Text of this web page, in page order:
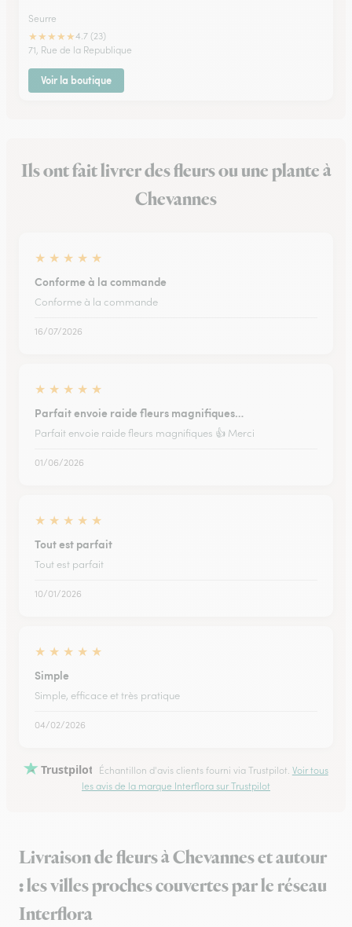
Seurre
★★★★★4.7 (23)
71, Rue de la Republique
Voir la boutique
Ils ont fait livrer des fleurs ou une plante à
Chevannes
★ ★ ★ ★ ★
Conforme à la commande
Conforme à la commande
16/07/2026
★ ★ ★ ★ ★
Parfait envoie raide fleurs magnifiques…
Parfait envoie raide fleurs magnifiques 👍 Merci
01/06/2026
★ ★ ★ ★ ★
Tout est parfait
Tout est parfait
10/01/2026
★ ★ ★ ★ ★
Simple
Simple, efficace et très pratique
04/02/2026
Trustpilot Échantillon d'avis clients fourni via Trustpilot. Voir tous
les avis de la marque Interflora sur Trustpilot
Livraison de fleurs à Chevannes et autour
: les villes proches couvertes par le réseau
Interflora